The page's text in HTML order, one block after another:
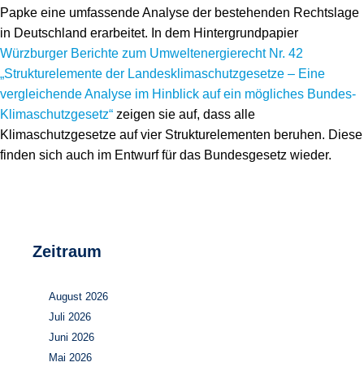
Wasserstoff
Infomaterial
Schriften zum Umweltenergierecht
Papke eine umfassende Analyse der bestehenden Rechtslage
in Deutschland erarbeitet. In dem Hintergrundpapier
Würzburger Berichte zum Umweltenergierecht Nr. 42
„Strukturelemente der Landesklimaschutzgesetze – Eine
vergleichende Analyse im Hinblick auf ein mögliches Bundes-
Klimaschutzgesetz“ zeigen sie auf, dass alle
Klimaschutzgesetze auf vier Strukturelementen beruhen. Diese
finden sich auch im Entwurf für das Bundesgesetz wieder.
Zeitraum
August 2026
Juli 2026
Juni 2026
Mai 2026